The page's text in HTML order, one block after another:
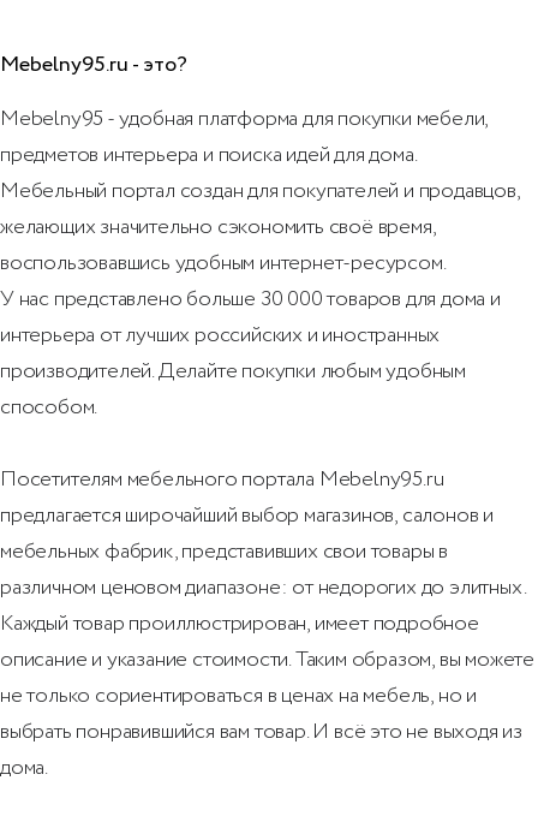
Mebelny95.ru - это?
Mebelny95 - удобная платформа для покупки мебели,
предметов интерьера и поиска идей для дома.
Мебельный портал создан для покупателей и продавцов,
желающих значительно сэкономить своё время,
воспользовавшись удобным интернет-ресурсом.
У нас представлено больше 30 000 товаров для дома и
интерьера от лучших российских и иностранных
производителей. Делайте покупки любым удобным
способом.
Посетителям мебельного портала Mebelny95.ru
предлагается широчайший выбор магазинов, салонов и
мебельных фабрик, представивших свои товары в
различном ценовом диапазоне: от недорогих до элитных.
Каждый товар проиллюстрирован, имеет подробное
описание и указание стоимости. Таким образом, вы можете
не только сориентироваться в ценах на мебель, но и
выбрать понравившийся вам товар. И всё это не выходя из
дома.